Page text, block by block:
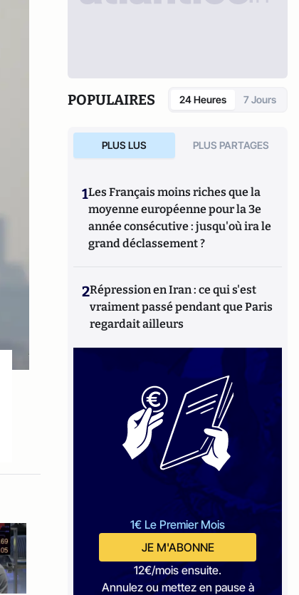
POPULAIRES 24 Heures 7 Jours
PLUS LUS PLUS PARTAGES
1Les Français moins riches que la
moyenne européenne pour la 3e
année consécutive : jusqu'où ira le
grand déclassement ?
2Répression en Iran : ce qui s'est
vraiment passé pendant que Paris
regardait ailleurs
1€ Le Premier Mois
JE M'ABONNE
12€/mois ensuite.
Annulez ou mettez en pause à